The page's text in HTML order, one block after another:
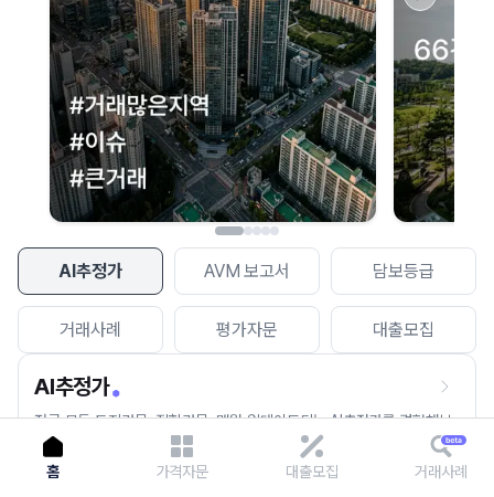
AI추정가 AVM 보고서 담보등급
거래사례 평가자문 대출모집
AI추정가
전국 모든 토지건물, 집합건물, 매월 업데이트되는 AI추정가를 경험해보
세요.
이용에 불편을 드려 죄송합니다.
다시 시도
홈 가격자문 대출모집 거래사례